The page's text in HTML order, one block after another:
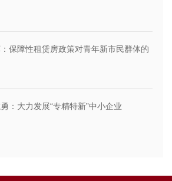
保障性租赁房政策对青年新市民群体的
：大力发展“专精特新”中小企业